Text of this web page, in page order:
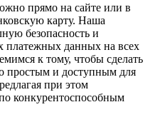
прямо на сайте или в
карту. Наша
безопасность и
платежных данных на всех
к тому, чтобы сделать
простым и доступным для
при этом
конкурентоспособным